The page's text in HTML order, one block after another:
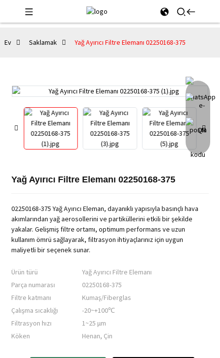
Ev Saklamak Yağ Ayırıcı Filtre Elemanı 02250168-375
Yağ Ayırıcı Filtre Elemanı 02250168-375
02250168-375 Yağ Ayırıcı Eleman, dayanıklı yapısıyla basınçlı hava
akımlarından yağ aerosollerini ve partiküllerini etkili bir şekilde
yakalar. Gelişmiş filtre ortamı, optimum performans ve uzun
kullanım ömrü sağlayarak, filtrasyon ihtiyaçlarınız için uygun
maliyetli bir seçenek sunar.
Ürün türü
Yağ Ayırıcı Filtre Elemanı
Parça numarası
02250168-375
Filtre katmanı
Kumaş/Fiberglas
Çalışma sıcaklığı
-20~+100℃
Filtrasyon hızı
1~25 μm
Köken
Henan, Çin